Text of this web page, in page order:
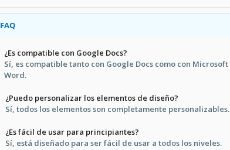
FAQ
¿Es compatible con Google Docs?
Sí, es compatible tanto con Google Docs como con Microsoft
Word.
¿Puedo personalizar los elementos de diseño?
Sí, todos los elementos son completamente personalizables.
¿Es fácil de usar para principiantes?
Sí, está diseñado para ser fácil de usar a todos los niveles.